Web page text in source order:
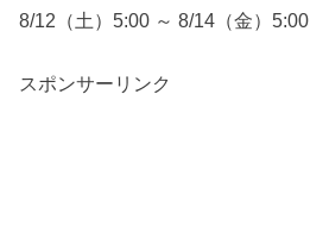
8/12（土）5:00 ～ 8/14（金）5:00
スポンサーリンク